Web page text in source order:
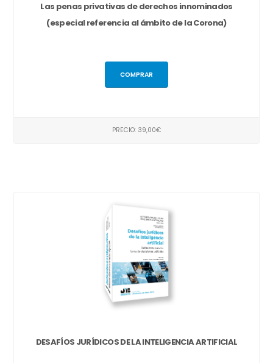
Las penas privativas de derechos innominados
(especial referencia al ámbito de la Corona)
COMPRAR
PRECIO: 39,00€
DESAFÍOS JURÍDICOS DE LA INTELIGENCIA ARTIFICIAL